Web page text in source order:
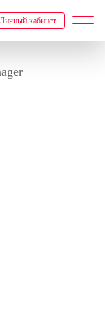
Личный кабинет